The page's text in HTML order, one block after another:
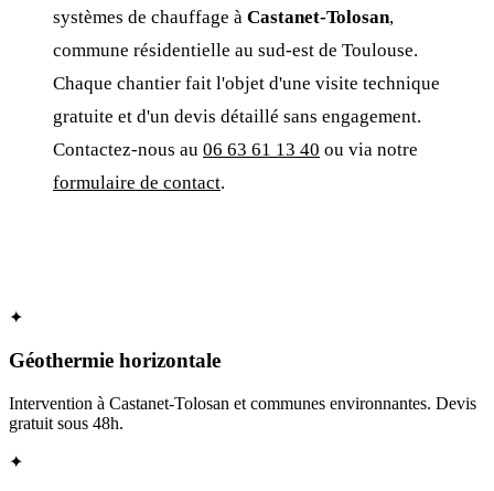
systèmes de chauffage à Castanet-Tolosan,
commune résidentielle au sud-est de Toulouse.
Chaque chantier fait l'objet d'une visite technique
gratuite et d'un devis détaillé sans engagement.
Contactez-nous au 06 63 61 13 40 ou via notre
formulaire de contact.
✦
Géothermie horizontale
Intervention à Castanet-Tolosan et communes environnantes. Devis
gratuit sous 48h.
✦